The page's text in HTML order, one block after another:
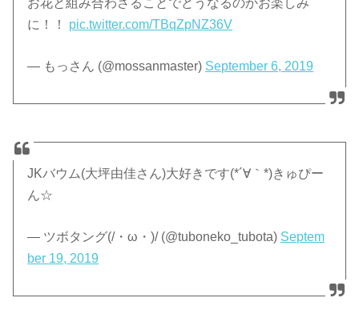
に！！ pic.twitter.com/TBqZpNZ36V
— もっさん (@mossanmaster) September 6, 2019
JKバウム(大坪由佳さん)大好きです(*´∀｀*)きゅぴー
ん☆
— ツボタング(/・ω・)/ (@tuboneko_tubota) Septem
ber 19, 2019